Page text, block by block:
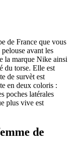
de France que vous
avant les
la marque Nike ainsi
du torse. Elle est
de survèt est
en deux coloris :
poches latérales
plus vive est
de